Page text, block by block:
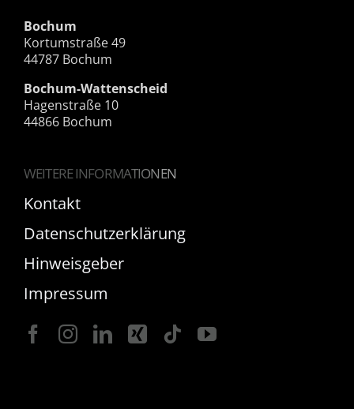
Bochum
Kortumstraße 49
44787 Bochum
Bochum-Wattenscheid
Hagenstraße 10
44866 Bochum
WEITERE INFORMATIONEN
Kontakt
Datenschutzerklärung
Hinweisgeber
Impressum